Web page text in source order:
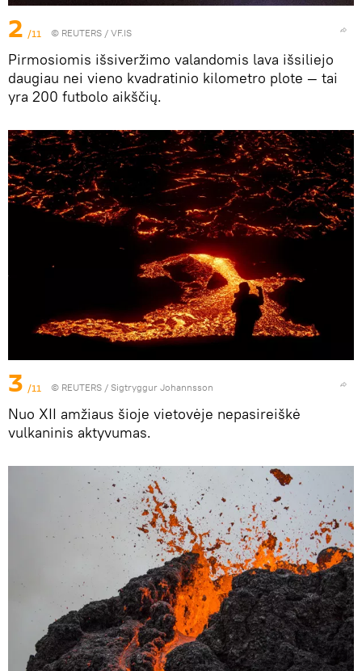
2 /11 © REUTERS / VF.IS
Pirmosiomis išsiveržimo valandomis lava išsiliejo
daugiau nei vieno kvadratinio kilometro plote — tai
yra 200 futbolo aikščių.
3 /11 © REUTERS / Sigtryggur Johannsson
Nuo XII amžiaus šioje vietovėje nepasireiškė
vulkaninis aktyvumas.